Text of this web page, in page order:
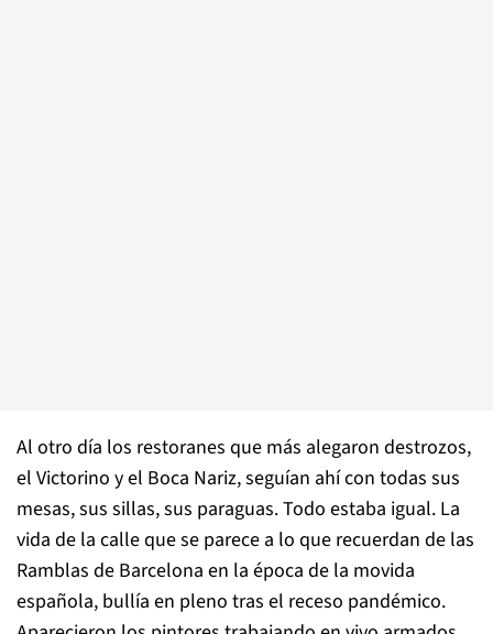
Al otro día los restoranes que más alegaron destrozos,
el Victorino y el Boca Nariz, seguían ahí con todas sus
mesas, sus sillas, sus paraguas. Todo estaba igual. La
vida de la calle que se parece a lo que recuerdan de las
Ramblas de Barcelona en la época de la movida
española, bullía en pleno tras el receso pandémico.